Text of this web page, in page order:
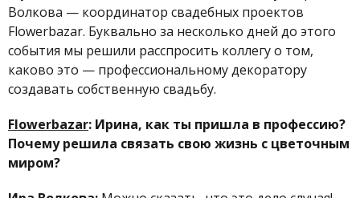
Волкова — координатор свадебных проектов
Flowerbazar. Буквально за несколько дней до этого
события мы решили расспросить коллегу о том,
каково это — профессиональному декоратору
создавать собственную свадьбу.
Flowerbazar: Ирина, как ты пришла в профессию?
Почему решила связать свою жизнь с цветочным
миром?